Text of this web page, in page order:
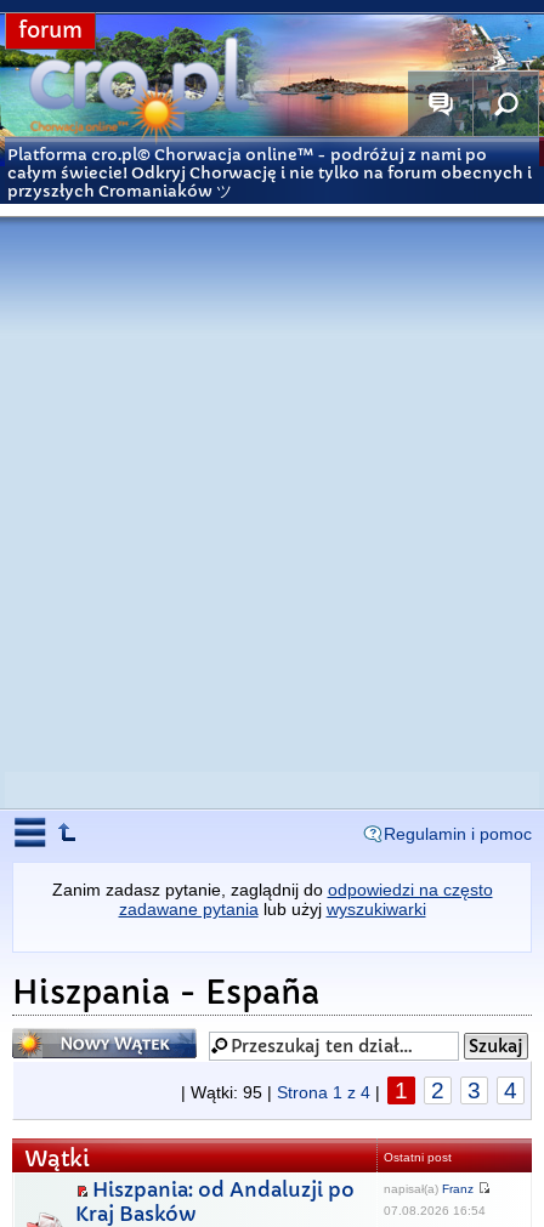
forum
Platforma cro.pl© Chorwacja online™ - podróżuj z nami po
całym świecie! Odkryj Chorwację i nie tylko na forum obecnych i
przyszłych Cromaniaków ツ
Regulamin i pomoc
Zanim zadasz pytanie, zaglądnij do odpowiedzi na często
zadawane pytania lub użyj wyszukiwarki
Hiszpania - España
Napisz wątek
| Wątki: 95 | Strona 1 z 4 | 1 2 3 4
Wątki Ostatni post
Hiszpania: od Andaluzji po
Kraj Basków
napisał(a) Franz
07.08.2026 16:54